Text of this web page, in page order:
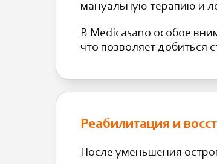
мануальную терапию и
В Medicasano особое
что позволяет добиться
Реабилитация и
После уменьшения